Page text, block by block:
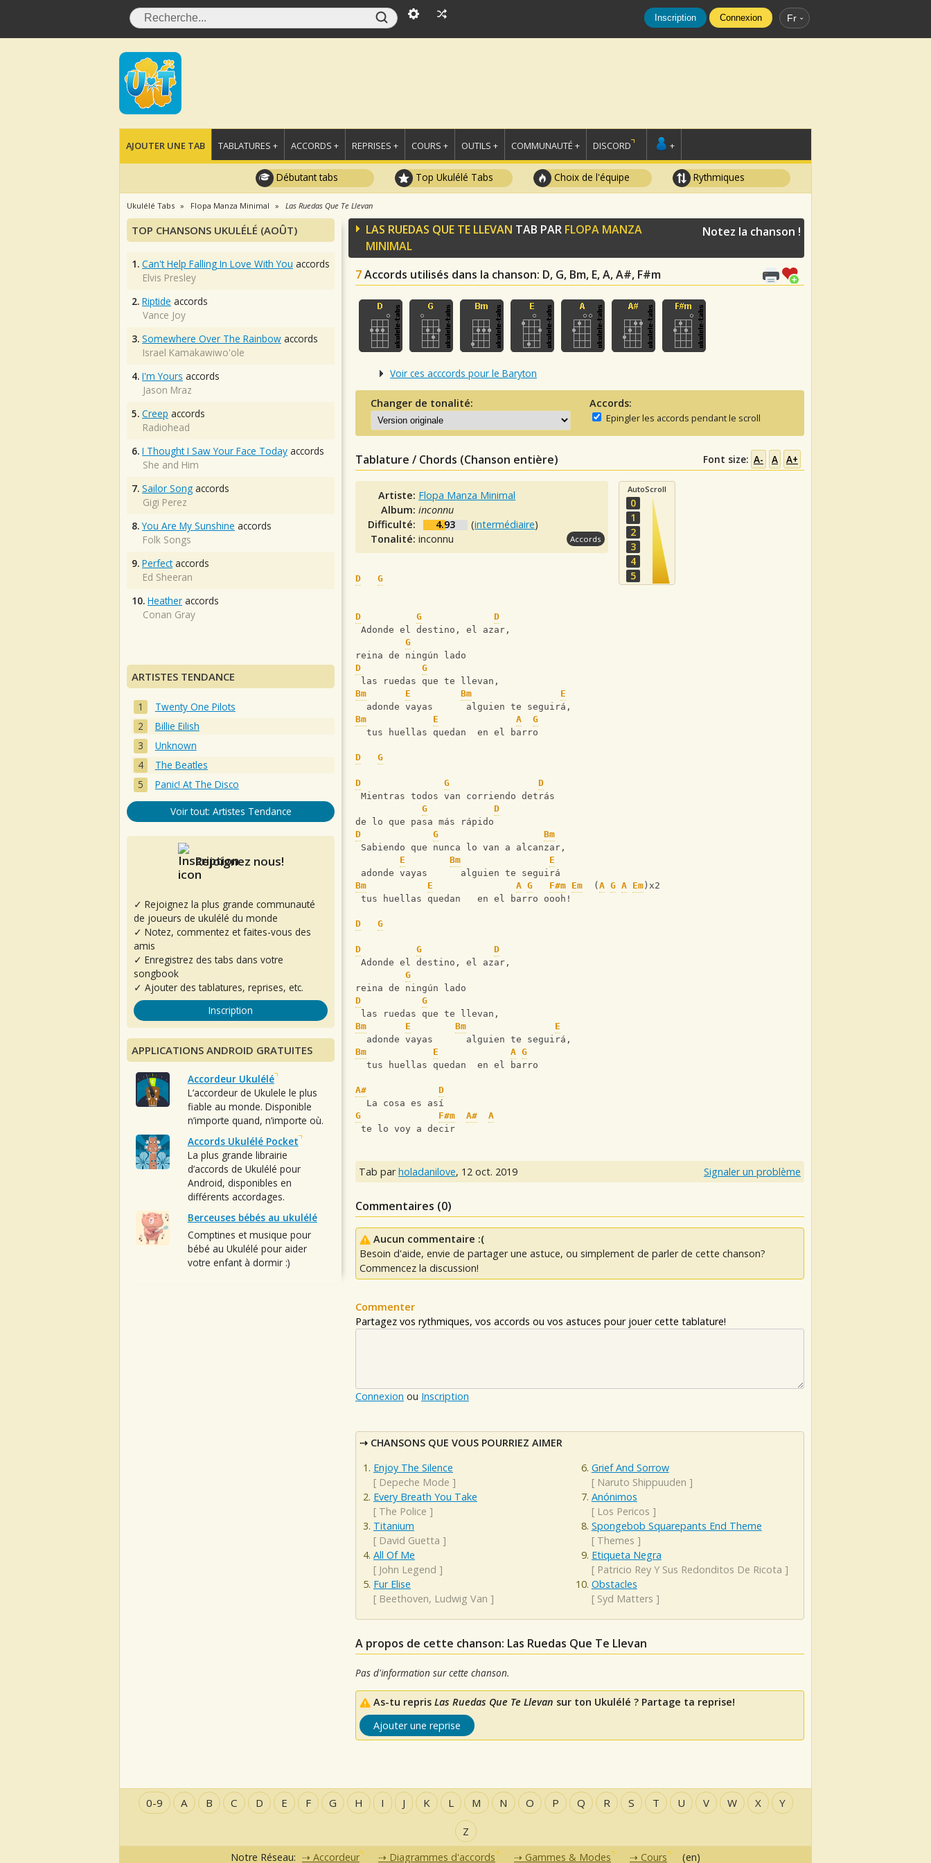
Inscription Connexion Fr
AJOUTER UNE TAB TABLATURES + ACCORDS + REPRISES + COURS + OUTILS + COMMUNAUTÉ + DISCORD +
Débutant tabs Top Ukulélé Tabs Choix de l'équipe Rythmiques
Ukulélé Tabs Flopa Manza Minimal Las Ruedas Que Te Llevan
LAS RUEDAS QUE TE LLEVAN TAB PAR FLOPA MANZA
MINIMAL
7Accords utilisés dans la chanson: D, G, Bm, E, A, A#, F#m
Notez la chanson !
Voir ces acccords pour le Baryton
Changer de tonalité: Accords:
Epingler les accords pendant le scroll
Tablature / Chords (Chanson entière) Font size: A- A A+
Artiste: Flopa Manza Minimal
Album:inconnu
Difficulté:
4.93 (intermédiaire)
Tonalité:inconnu Accords
AutoScroll
0
1
2
3
4
5
D G
D G
D
Adonde el destino, el azar,
G
reina de ningún lado
D
G
las ruedas que te llevan,
Bm
E Bm
E
  adonde vayas      alguien te seguirá,
Bm
E A
G
  tus huellas quedan  en el barro
D G
D G
D
Mientras todos van corriendo detrás
G
D
de lo que pasa más rápido
D
G
Bm
Sabiendo que nunca lo van a alcanzar,
E
Bm
E
adonde vayas      alguien te seguirá
Bm
E A G F#m Em
  (
A G A Em )x2
tus huellas quedan   en el barro oooh!
D G
D G
D
Adonde el destino, el azar,
G
reina de ningún lado
D
G
las ruedas que te llevan,
Bm
E Bm
E
  adonde vayas      alguien te seguirá,
Bm
E A G
  tus huellas quedan  en el barro
A#
D
  La cosa es así
G
F#m A#
A
te lo voy a decir
Tab parholadanilove, 12 oct. 2019 Signaler un problème
Commentaires (0)
Aucun commentaire :(
Besoin d'aide, envie de partager une astuce, ou simplement de parler de cette chanson?
Commencez la discussion!
Commenter
Partagez vos rythmiques, vos accords ou vos astuces pour jouer cette tablature!
Connexion ou Inscription
CHANSONS QUE VOUS POURRIEZ AIMER
Enjoy The Silence
[ Depeche Mode ]
Every Breath You Take
[ The Police ]
Titanium
[ David Guetta ]
All Of Me
[ John Legend ]
Fur Elise
[ Beethoven, Ludwig Van ]
Grief And Sorrow
[ Naruto Shippuuden ]
Anónimos
[ Los Pericos ]
Spongebob Squarepants End Theme
[ Themes ]
Etiqueta Negra
[ Patricio Rey Y Sus Redonditos De Ricota ]
Obstacles
[ Syd Matters ]
A propos de cette chanson: Las Ruedas Que Te Llevan
Pas d'information sur cette chanson.
As-tu repris Las Ruedas Que Te Llevan sur ton Ukulélé ? Partage ta reprise!
Ajouter une reprise
TOP CHANSONS UKULÉLÉ (AOÛT)
1. Can't Help Falling In Love With You accords
Elvis Presley
2. Riptide accords
Vance Joy
3. Somewhere Over The Rainbow accords
Israel Kamakawiwo'ole
4. I'm Yours accords
Jason Mraz
5. Creep accords
Radiohead
6. I Thought I Saw Your Face Today accords
She and Him
7. Sailor Song accords
Gigi Perez
8. You Are My Sunshine accords
Folk Songs
9. Perfectaccords
Ed Sheeran
10. Heather accords
Conan Gray
ARTISTES TENDANCE
Twenty One Pilots
Billie Eilish
Unknown
The Beatles
Panic! At The Disco
Voir tout: Artistes Tendance
Rejoignez nous!
✓ Rejoignez la plus grande communauté
de joueurs de ukulélé du monde
✓ Notez, commentez et faites-vous des
amis
✓ Enregistrez des tabs dans votre
songbook
✓ Ajouter des tablatures, reprises, etc.
Inscription
APPLICATIONS ANDROID GRATUITES
Accordeur Ukulélé
L’accordeur de Ukulele le plus
fiable au monde. Disponible
n’importe quand, n’importe où.
Accords Ukulélé Pocket
La plus grande librairie
d’accords de Ukulélé pour
Android, disponibles en
différents accordages.
Berceuses bébés au ukulélé
Comptines et musique pour
bébé au Ukulélé pour aider
votre enfant à dormir :)
0-9 A B C D E F G H I J K L M N O P Q R S T U V W X Y
Z
Notre Réseau: Accordeur Diagrammes d'accords Gammes & Modes Cours (en)